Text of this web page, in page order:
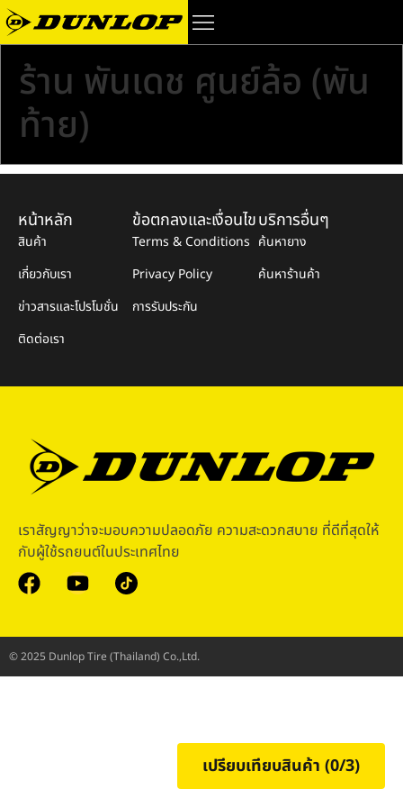
ร้าน พันเดช ศูนย์ล้อ (พัน
ท้าย)
© 2025 Dunlop Tire (Thailand) Co.,Ltd.
เราสัญญาว่าจะมอบความปลอดภัย ความสะดวกสบาย ที่ดีที่สุดให้
กับผู้ใช้รถยนต์ในประเทศไทย
หน้าหลัก
สินค้า
เกี่ยวกับเรา
ข่าวสารและโปรโมชั่น
ติดต่อเรา
ข้อตกลงและเงื่อนไข
Terms & Conditions
Privacy Policy
การรับประกัน
บริการอื่นๆ
ค้นหายาง
ค้นหาร้านค้า
เปรียบเทียบสินค้า (0/3)